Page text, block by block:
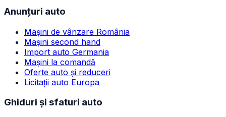
Anunțuri auto
Mașini de vânzare România
Mașini second hand
Import auto Germania
Mașini la comandă
Oferte auto și reduceri
Licitații auto Europa
Ghiduri și sfaturi auto